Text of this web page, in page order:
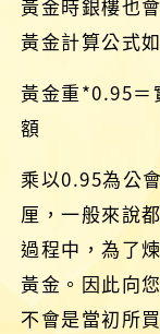
黃金時銀樓也
黃金計算公式如
黃金重*0.95＝
額
乘以0.95為公
厘，一般來說
過程中，為了
黃金。因此向
不會是當初所